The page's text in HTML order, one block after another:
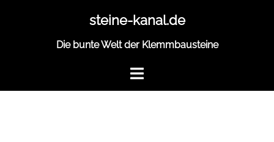
steine-kanal.de
Die bunte Welt der Klemmbausteine